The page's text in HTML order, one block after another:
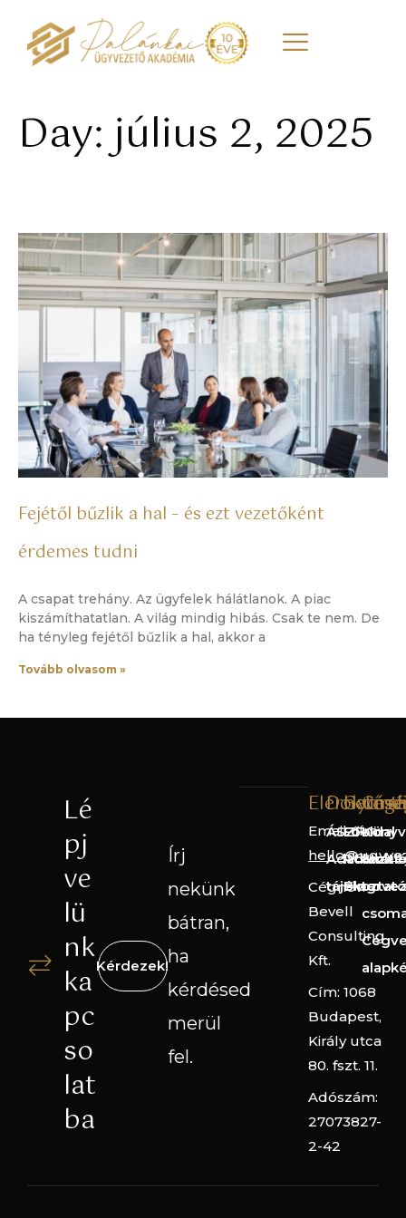
Day: július 2, 2025
Fejétől bűzlik a hal – és ezt vezetőként
érdemes tudni
A csapat trehány. Az ügyfelek hálátlanok. A piac
kiszámíthatatlan. A világ mindig hibás. Csak te nem. De
ha tényleg fejétől bűzlik a hal, akkor a
Tovább olvasom »
Lé
pj
ve
lü
nk
ka
pc
so
lat
ba
Kérdezek!
Írj
nekünk
bátran,
ha
kérdésed
merül
fel.
Email cím:
Cégnév:
Bevell
Consulting
Kft.
Cím: 1068
Budapest,
Király utca
80. fszt. 11.
Adószám:
27073827-
2-42
ÁSZF
tájékoztató
Főoldal
Rólunk
Blog
Könyv